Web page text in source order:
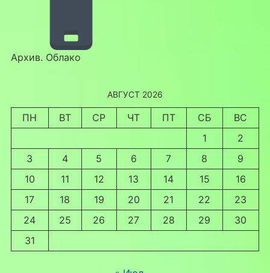
Архив. Облако
АВГУСТ 2026
ПН ВТ СР ЧТ ПТ СБ
ВС
1
2
3
4 5 6 7 8
9
10
11 12 13 14 15
16
17
18 19 20 21 22
23
24
25 26 27 28 29
30
31